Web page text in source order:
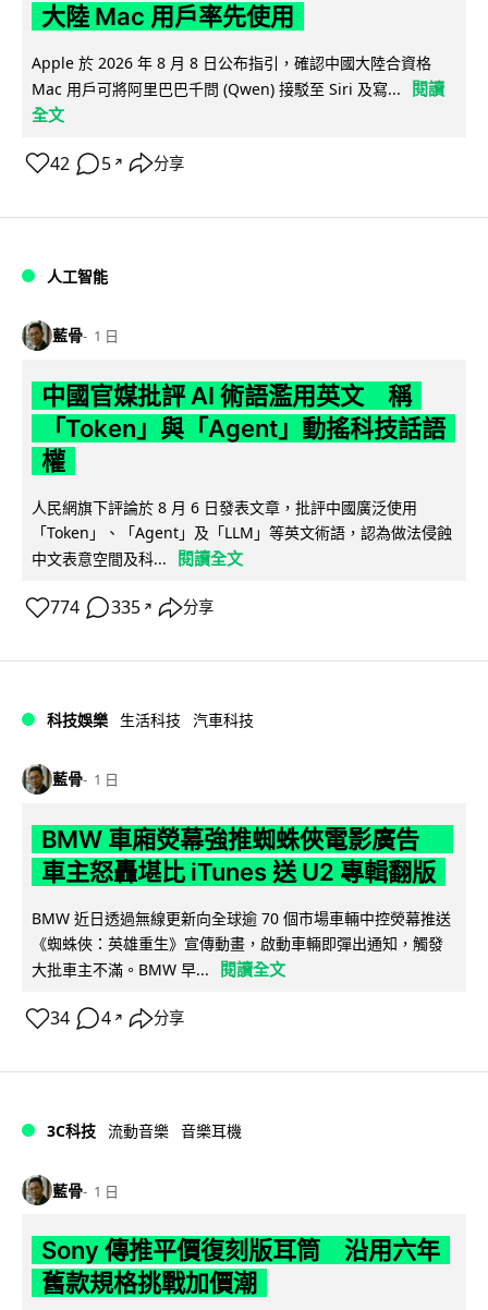
大陸 Mac 用戶率先使用
Apple 於 2026 年 8 月 8 日公布指引，確認中國大陸合資格
Mac 用戶可將阿里巴巴千問 (Qwen) 接駁至 Siri 及寫...
閱讀
全文
42 5 ↗ 分享
人工智能
藍骨 1 日
中國官媒批評 AI 術語濫用英文 稱
「Token」與「Agent」動搖科技話語
權
人民網旗下評論於 8 月 6 日發表文章，批評中國廣泛使用
「Token」、「Agent」及「LLM」等英文術語，認為做法侵蝕
中文表意空間及科...
閱讀全文
774 335 ↗ 分享
科技娛樂 生活科技 汽車科技
藍骨 1 日
BMW 車廂熒幕強推蜘蛛俠電影廣告
車主怒轟堪比 iTunes 送 U2 專輯翻版
BMW 近日透過無線更新向全球逾 70 個市場車輛中控熒幕推送
《蜘蛛俠：英雄重生》宣傳動畫，啟動車輛即彈出通知，觸發
大批車主不滿。BMW 早...
閱讀全文
34 4 ↗ 分享
3C科技 流動音樂 音樂耳機
藍骨 1 日
Sony 傳推平價復刻版耳筒 沿用六年
舊款規格挑戰加價潮